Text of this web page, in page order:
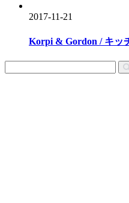
2017-11-21
Korpi & Gordon / キッ